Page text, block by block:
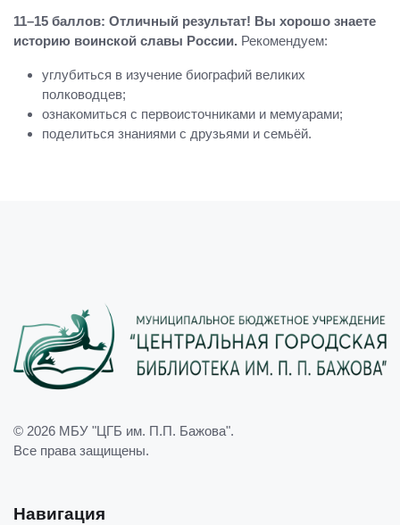
11–15 баллов: Отличный результат! Вы хорошо знаете
историю воинской славы России. Рекомендуем:
углубиться в изучение биографий великих
полководцев;
ознакомиться с первоисточниками и мемуарами;
поделиться знаниями с друзьями и семьёй.
© 2026 МБУ "ЦГБ им. П.П. Бажова".
Все права защищены.
Навигация